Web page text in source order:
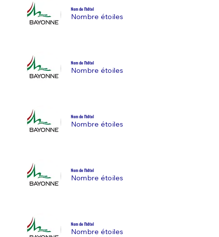
Nom de l'hôtel
Nombre étoiles
Nom de l'hôtel
Nombre étoiles
Nom de l'hôtel
Nombre étoiles
Nom de l'hôtel
Nombre étoiles
Nom de l'hôtel
Nombre étoiles